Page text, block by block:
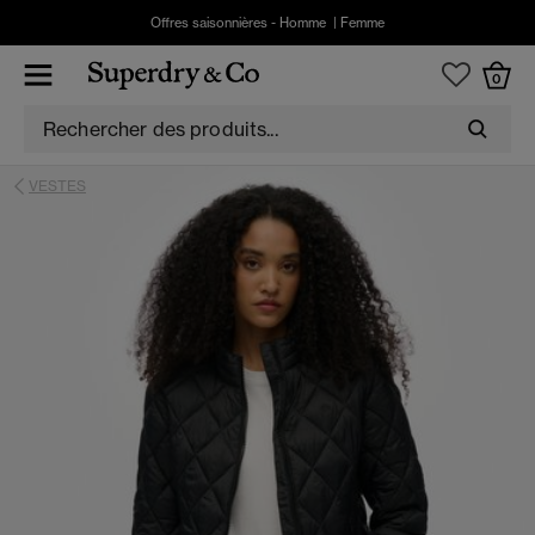
Offres saisonnières - Homme Femme
0
VESTES